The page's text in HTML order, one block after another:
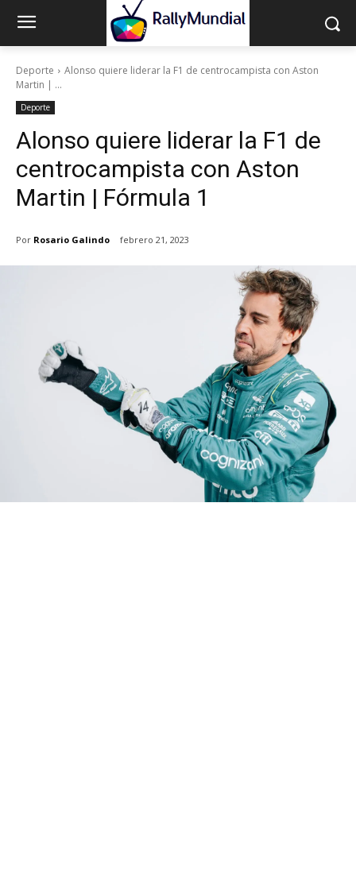
Deporte
Alonso quiere liderar la F1 de centrocampista con Aston
Martin | ...
Deporte
Alonso quiere liderar la F1 de
centrocampista con Aston
Martin | Fórmula 1
Por Rosario Galindo febrero 21, 2023